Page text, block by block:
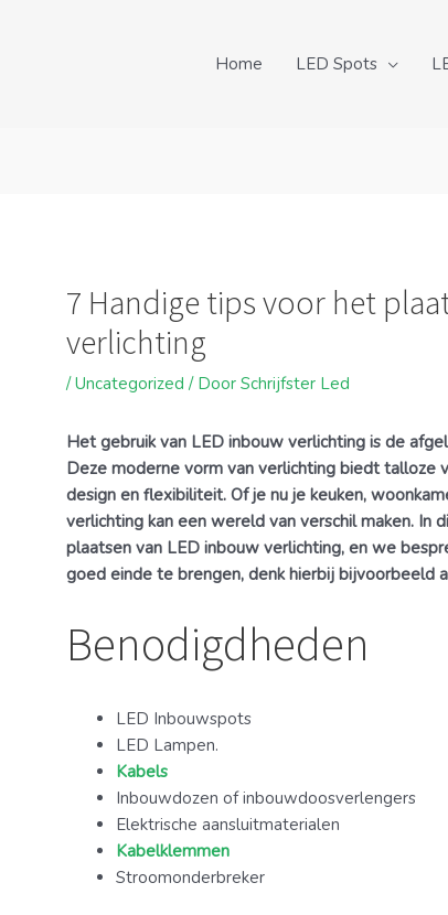
Home LED Spots
7 Handige tips voor het
verlichting
/Uncategorized / DoorSchrijfster Led
Het gebruik van LED inbouw verlichting is de
Deze moderne vorm van verlichting biedt
design en flexibiliteit. Of je nu je keuken,
verlichting kan een wereld van verschil maken.
plaatsen van LED inbouw verlichting, en we
goed einde te brengen, denk hierbij bijvoorbeeld
Benodigdheden
LED Inbouwspots
LED Lampen.
Kabels
Inbouwdozen of inbouwdoosverlengers
Elektrische aansluitmaterialen
Kabelklemmen
Stroomonderbreker